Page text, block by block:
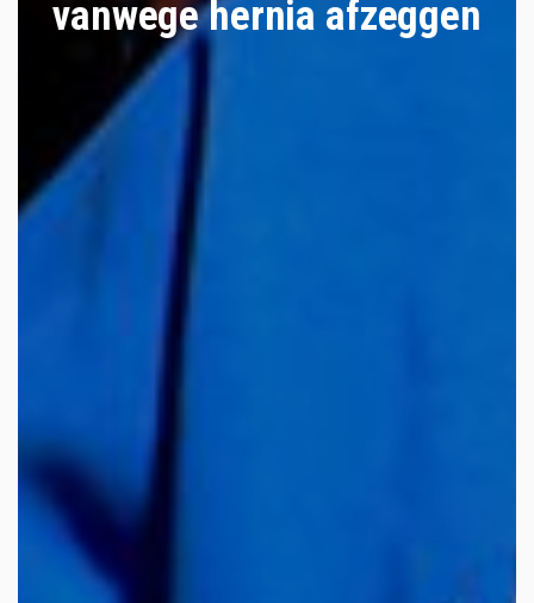
vanwege hernia afzeggen